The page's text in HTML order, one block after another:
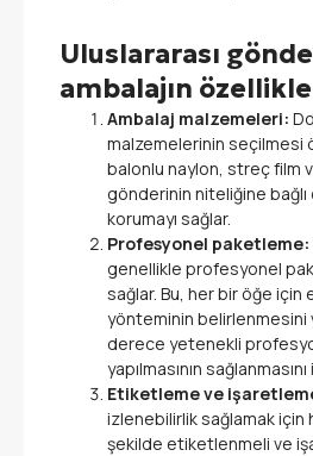
Uluslararası
ambalajın
Ambalaj malzemeleri:
malzemelerinin seçilmesi
balonlu naylon, streç film
gönderinin niteliğine
korumayı sağlar.
Profesyonel paketleme:
genellikle profesyonel
sağlar. Bu, her bir öğe için
yönteminin belirlenmesini
derece yetenekli
yapılmasının
Etiketleme ve
izlenebilirlik sağlamak için
şekilde etiketlenmeli ve